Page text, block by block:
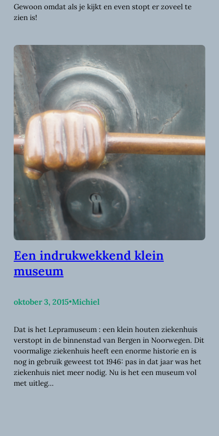
Gewoon omdat als je kijkt en even stopt er zoveel te
zien is!
Een indrukwekkend klein
museum
oktober 3, 2015•Michiel
Dat is het Lepramuseum : een klein houten ziekenhuis
verstopt in de binnenstad van Bergen in Noorwegen. Dit
voormalige ziekenhuis heeft een enorme historie en is
nog in gebruik geweest tot 1946: pas in dat jaar was het
ziekenhuis niet meer nodig. Nu is het een museum vol
met uitleg…